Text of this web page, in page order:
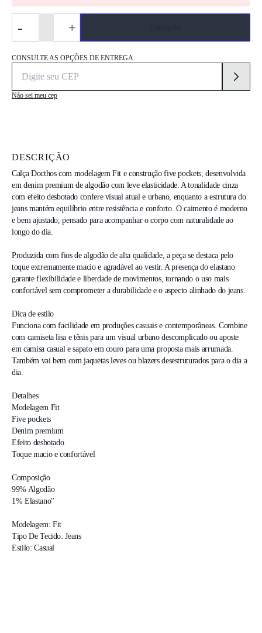
- +
CONSULTE AS OPÇÕES DE ENTREGA:
Não sei meu cep
DESCRIÇÃO
Calça Docthos com modelagem Fit e construção five pockets, desenvolvida
em denim premium de algodão com leve elasticidade. A tonalidade cinza
com efeito desbotado confere visual atual e urbano, enquanto a estrutura do
jeans mantém equilíbrio entre resistência e conforto. O caimento é moderno
e bem ajustado, pensado para acompanhar o corpo com naturalidade ao
longo do dia.
Produzida com fios de algodão de alta qualidade, a peça se destaca pelo
toque extremamente macio e agradável ao vestir. A presença do elastano
garante flexibilidade e liberdade de movimentos, tornando o uso mais
confortável sem comprometer a durabilidade e o aspecto alinhado do jeans.
Dica de estilo
Funciona com facilidade em produções casuais e contemporâneas. Combine
com camiseta lisa e tênis para um visual urbano descomplicado ou aposte
em camisa casual e sapato em couro para uma proposta mais arrumada.
Também vai bem com jaquetas leves ou blazers desestruturados para o dia a
dia.
Detalhes
Modelagem Fit
Five pockets
Denim premium
Efeito desbotado
Toque macio e confortável
Composição
99% Algodão
1% Elastano"
Modelagem: Fit
Tipo De Tecido: Jeans
Estilo: Casual